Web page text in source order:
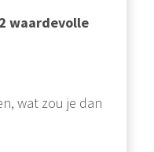
waardevolle
wat zou je dan